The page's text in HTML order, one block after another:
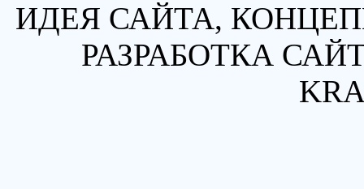
ИДЕЯ САЙТА,
РАЗРАБОТКА